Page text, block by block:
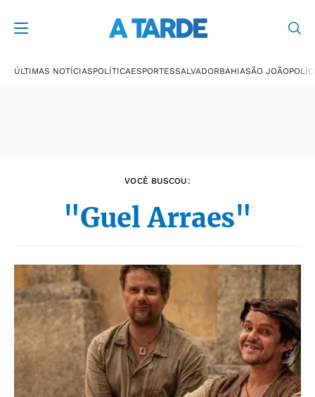
ÚLTIMAS NOTÍCIASPOLÍTICAESPORTESSALVADORBAHIASÃO JOÃO
VOCÊ BUSCOU:
"Guel Arraes"